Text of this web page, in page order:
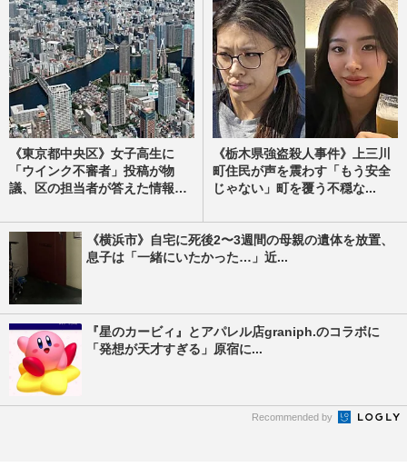
《東京都中央区》女子高生に
「ウインク不審者」投稿が物
議、区の担当者が答えた情報
《栃木県強盗殺人事件》上三川
町住民が声を震わす「もう安全
じゃない」町を覆う不穏な...
《横浜市》自宅に死後2〜3週間の母親の遺体を放置、
息子は「一緒にいたかった…」近...
『星のカービィ』とアパレル店graniph.のコラボに
「発想が天才すぎる」原宿に...
Recommended by